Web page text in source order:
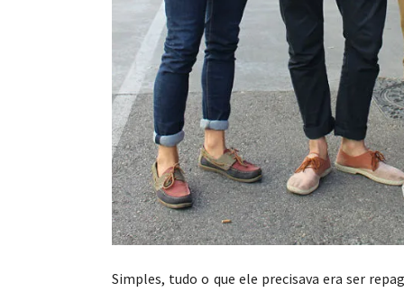
Simples, tudo o que ele precisava era ser